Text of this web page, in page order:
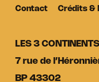
LES 3 CONTINENTS
7 rue de
BP 43302
Contact Crédits &